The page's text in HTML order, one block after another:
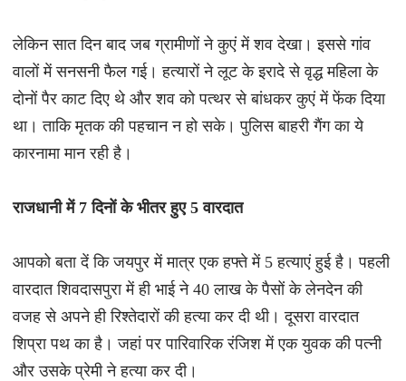
लेकिन सात दिन बाद जब ग्रामीणों ने कुएं में शव देखा। इससे गांव
वालों में सनसनी फैल गई। हत्यारों ने लूट के इरादे से वृद्ध महिला के
दोनों पैर काट दिए थे और शव को पत्थर से बांधकर कुएं में फेंक दिया
था। ताकि मृतक की पहचान न हो सके। पुलिस बाहरी गैंग का ये
कारनामा मान रही है।
राजधानी में 7 दिनों के भीतर हुए 5 वारदात
आपको बता दें कि जयपुर में मात्र एक हफ्ते में 5 हत्याएं हुई है। पहली
वारदात शिवदासपुरा में ही भाई ने 40 लाख के पैसों के लेनदेन की
वजह से अपने ही रिश्तेदारों की हत्या कर दी थी। दूसरा वारदात
शिप्रा पथ का है। जहां पर पारिवारिक रंजिश में एक युवक की पत्नी
और उसके प्रेमी ने हत्या कर दी।